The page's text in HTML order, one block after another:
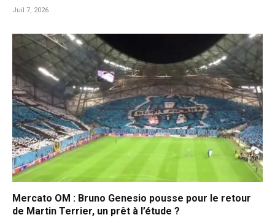
Juil 7, 2026
Mercato OM : Bruno Genesio pousse pour le retour
de Martin Terrier, un prêt à l’étude ?